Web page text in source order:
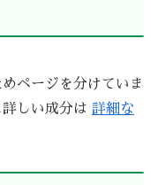
ページを分けていま
しい成分は 詳細な